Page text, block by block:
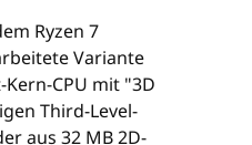
Ryzen 7
Variante
CPU mit "3D
Third-Level-
aus 32 MB 2D-